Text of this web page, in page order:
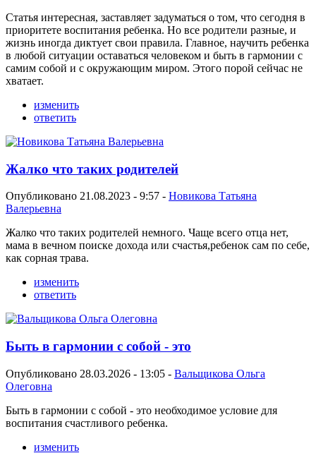
Статья интересная, заставляет задуматься о том, что сегодня в
приоритете воспитания ребенка. Но все родители разные, и
жизнь иногда диктует свои правила. Главное, научить ребенка
в любой ситуации оставаться человеком и быть в гармонии с
самим собой и с окружающим миром. Этого порой сейчас не
хватает.
изменить
ответить
Жалко что таких родителей
Опубликовано 21.08.2023 - 9:57 - Новикова Татьяна
Валерьевна
Жалко что таких родителей немного. Чаще всего отца нет,
мама в вечном поиске дохода или счастья,ребенок сам по себе,
как сорная трава.
изменить
ответить
Быть в гармонии с собой - это
Опубликовано 28.03.2026 - 13:05 - Вальщикова Ольга
Олеговна
Быть в гармонии с собой - это необходимое условие для
воспитания счастливого ребенка.
изменить